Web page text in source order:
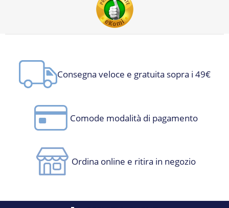
Consegna veloce e gratuita sopra i 49€
Comode modalità di pagamento
Ordina online e ritira in negozio